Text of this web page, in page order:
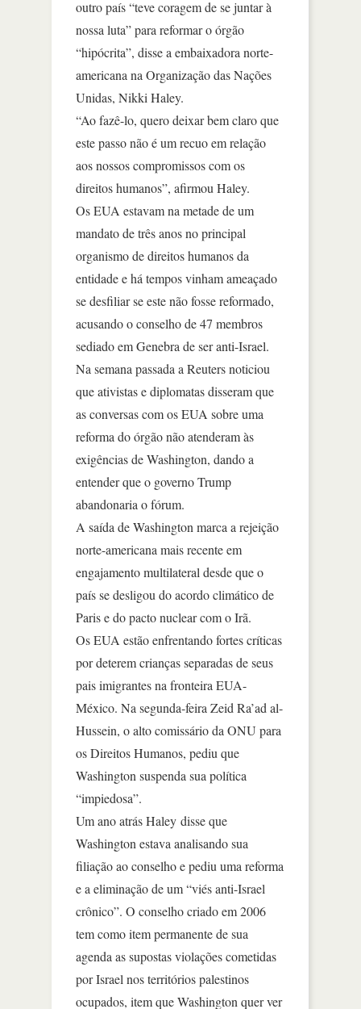
outro país “teve coragem de se juntar à
nossa luta” para reformar o órgão
“hipócrita”, disse a embaixadora norte-
americana na Organização das Nações
Unidas, Nikki Haley.
“Ao fazê-lo, quero deixar bem claro que
este passo não é um recuo em relação
aos nossos compromissos com os
direitos humanos”, afirmou Haley.
Os EUA estavam na metade de um
mandato de três anos no principal
organismo de direitos humanos da
entidade e há tempos vinham ameaçado
se desfiliar se este não fosse reformado,
acusando o conselho de 47 membros
sediado em Genebra de ser anti-Israel.
Na semana passada a Reuters noticiou
que ativistas e diplomatas disseram que
as conversas com os EUA sobre uma
reforma do órgão não atenderam às
exigências de Washington, dando a
entender que o governo Trump
abandonaria o fórum.
A saída de Washington marca a rejeição
norte-americana mais recente em
engajamento multilateral desde que o
país se desligou do acordo climático de
Paris e do pacto nuclear com o Irã.
Os EUA estão enfrentando fortes críticas
por deterem crianças separadas de seus
pais imigrantes na fronteira EUA-
México. Na segunda-feira Zeid Ra’ad al-
Hussein, o alto comissário da ONU para
os Direitos Humanos, pediu que
Washington suspenda sua política
“impiedosa”.
Um ano atrás Haley disse que
Washington estava analisando sua
filiação ao conselho e pediu uma reforma
e a eliminação de um “viés anti-Israel
crônico”. O conselho criado em 2006
tem como item permanente de sua
agenda as supostas violações cometidas
por Israel nos territórios palestinos
ocupados, item que Washington quer ver